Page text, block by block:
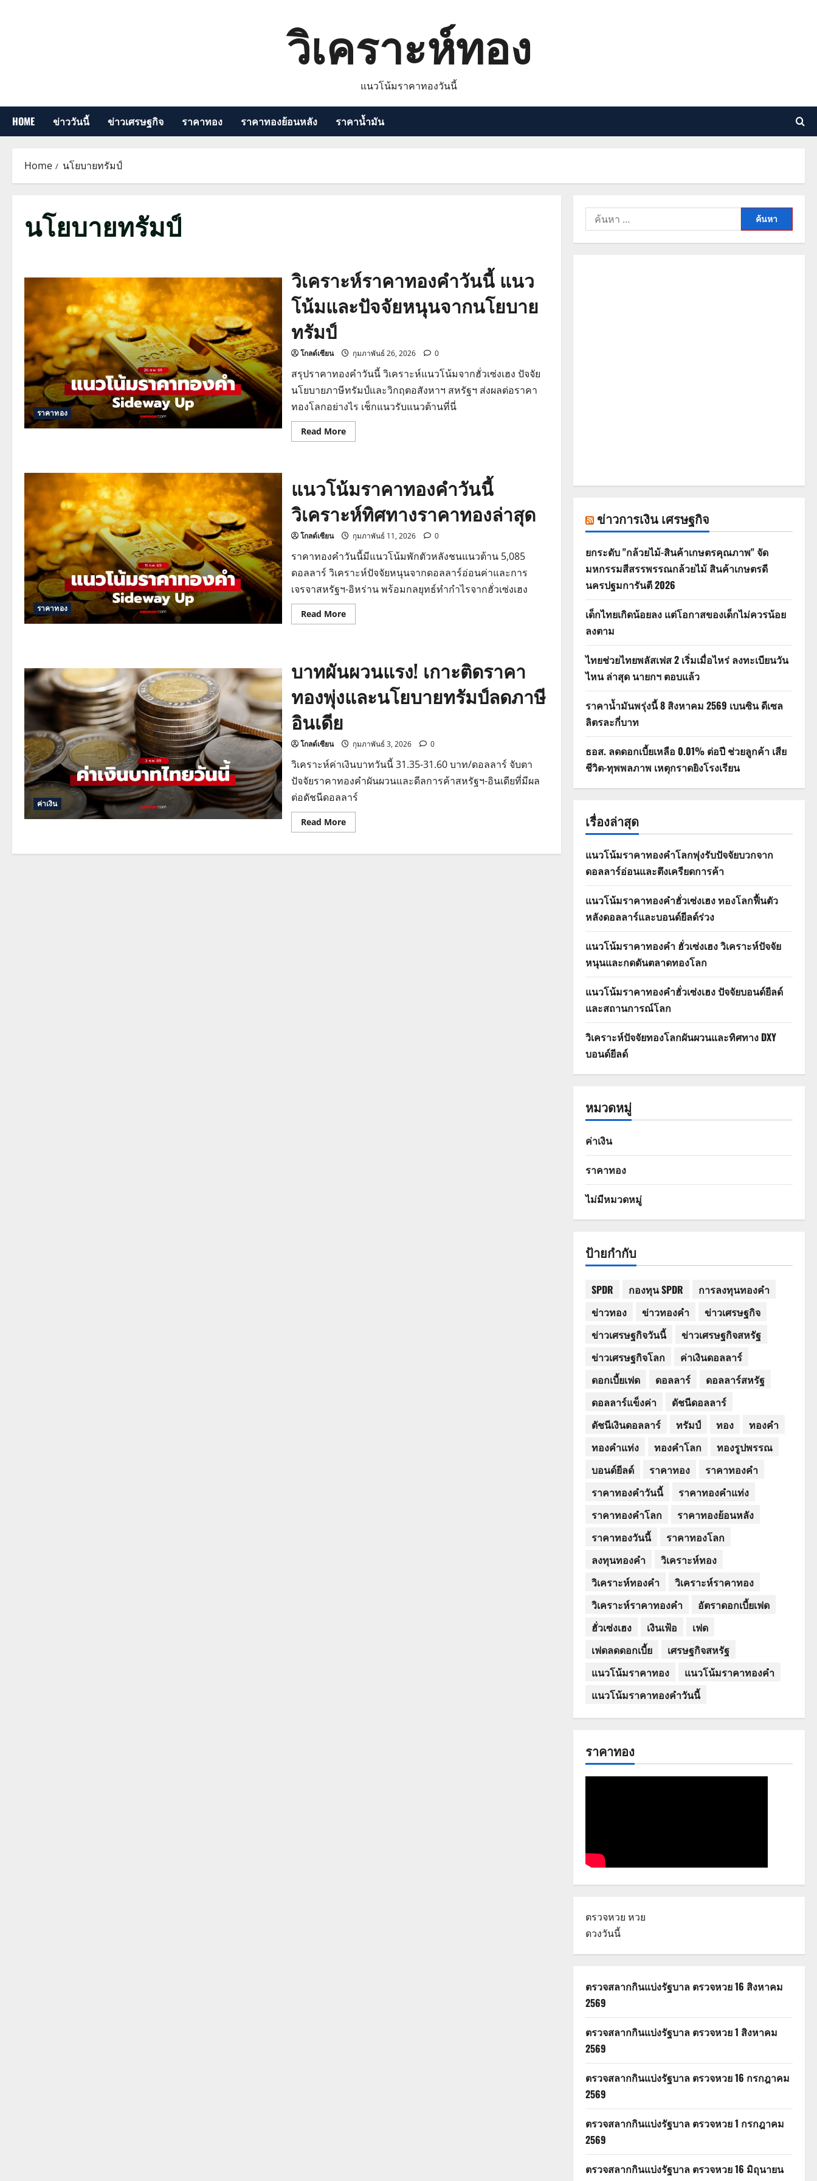
วิเคราะห์ทอง
แนวโน้มราคาทองวันนี้
HOME ข่าววันนี้ ข่าวเศรษฐกิจ ราคาทอง ราคาทองย้อนหลัง ราคาน้ำมัน
Home นโยบายทรัมป์
นโยบายทรัมป์
ราคาทอง
วิเคราะห์ราคาทองคำวันนี้ แนว
โน้มและปัจจัยหนุนจากนโยบาย
ทรัมป์
โกลด์เซียน กุมภาพันธ์ 26, 2026 0
สรุปราคาทองคำวันนี้ วิเคราะห์แนวโน้มจากฮั่วเซ่งเฮง ปัจจัย
นโยบายภาษีทรัมป์และวิกฤตอสังหาฯ สหรัฐฯ ส่งผลต่อราคา
ทองโลกอย่างไร เช็กแนวรับแนวต้านที่นี่
Read MoreRead
more
วัน
นี้
แนว
โน้ม
และ
ปัจจัย
หนุน
จาก
นโยบาย
ทรัมป์
ราคาทอง
แนวโน้มราคาทองคำวันนี้
วิเคราะห์ทิศทางราคาทองล่าสุด
โกลด์เซียน กุมภาพันธ์ 11, 2026 0
ราคาทองคำวันนี้มีแนวโน้มพักตัวหลังชนแนวต้าน 5,085
ดอลลาร์ วิเคราะห์ปัจจัยหนุนจากดอลลาร์อ่อนค่าและการ
เจรจาสหรัฐฯ-อิหร่าน พร้อมกลยุทธ์ทำกำไรจากฮั่วเซ่งเฮง
Read MoreRead
more
ทองคำ
วัน
นี้
วิเคราะห์
ทิศทาง
ราคา
ค่าเงิน
บาทผันผวนแรง! เกาะติดราคา
ทองพุ่งและนโยบายทรัมป์ลดภาษี
อินเดีย
โกลด์เซียน กุมภาพันธ์ 3, 2026 0
วิเคราะห์ค่าเงินบาทวันนี้ 31.35-31.60 บาท/ดอลลาร์ จับตา
ปัจจัยราคาทองคำผันผวนและดีลการค้าสหรัฐฯ-อินเดียที่มีผล
ต่อดัชนีดอลลาร์
Read MoreRead
more
ผันผวน
ค้นหา
สำหรับ:
ข่าวการเงิน เศรษฐกิจ
ยกระดับ "กล้วยไม้-สินค้าเกษตรคุณภาพ" จัด
มหกรรมสีสรรพรรณกล้วยไม้ สินค้าเกษตรดี
นครปฐมการันตี 2026
เด็กไทยเกิดน้อยลง แต่โอกาสของเด็กไม่ควรน้อย
ลงตาม
ไทยช่วยไทยพลัสเฟส 2 เริ่มเมื่อไหร่ ลงทะเบียนวัน
ไหน ล่าสุด นายกฯ ตอบแล้ว
ราคาน้ำมันพรุ่งนี้ 8 สิงหาคม 2569 เบนซิน ดีเซล
ลิตรละกี่บาท
ธอส. ลดดอกเบี้ยเหลือ 0.01% ต่อปี ช่วยลูกค้า เสีย
ชีวิต-ทุพพลภาพ เหตุกราดยิงโรงเรียน
เรื่องล่าสุด
แนวโน้มราคาทองคำโลกพุ่งรับปัจจัยบวกจาก
ดอลลาร์อ่อนและตึงเครียดการค้า
แนวโน้มราคาทองคำฮั่วเซ่งเฮง ทองโลกฟื้นตัว
หลังดอลลาร์และบอนด์ยีลด์ร่วง
แนวโน้มราคาทองคำ ฮั่วเซ่งเฮง วิเคราะห์ปัจจัย
หนุนและกดดันตลาดทองโลก
แนวโน้มราคาทองคำฮั่วเซ่งเฮง ปัจจัยบอนด์ยีลด์
และสถานการณ์โลก
วิเคราะห์ปัจจัยทองโลกผันผวนและทิศทาง DXY
บอนด์ยีลด์
หมวดหมู่
ค่าเงิน
ราคาทอง
ไม่มีหมวดหมู่
ป้ายกำกับ
SPDR กองทุน SPDR
การลงทุนทองคำ
ข่าวทอง
ข่าวทองคำ
ข่าวเศรษฐกิจ
ข่าวเศรษฐกิจวันนี้
ข่าวเศรษฐกิจสหรัฐ
ข่าวเศรษฐกิจโลก
ค่าเงินดอลลาร์
ดอกเบี้ยเฟด
ดอลลาร์
ดอลลาร์สหรัฐ
ดอลลาร์แข็งค่า
ดัชนีดอลลาร์
ดัชนีเงินดอลลาร์
ทรัมป์ ทอง
ทองคำ
ทองคำแท่ง
ทองคำโลก
ทองรูปพรรณ
บอนด์ยีลด์
ราคาทอง
ราคาทองคำ
ราคาทองคำวันนี้
ราคาทองคำแท่ง
ราคาทองคำโลก
ราคาทองย้อนหลัง
ราคาทองวันนี้
ราคาทองโลก
ลงทุนทองคำ
วิเคราะห์ทอง
วิเคราะห์ทองคำ
วิเคราะห์ราคาทอง
วิเคราะห์ราคาทองคำ
อัตราดอกเบี้ยเฟด
ฮั่วเซ่งเฮง
เงินเฟ้อ
เฟด
เฟดลดดอกเบี้ย
เศรษฐกิจสหรัฐ
แนวโน้มราคาทอง
แนวโน้มราคาทองคำ
แนวโน้มราคาทองคำวันนี้
ราคาทอง
ตรวจหวย หวย
ดวงวันนี้
ตรวจสลากกินแบ่งรัฐบาล ตรวจหวย 16 สิงหาคม
2569
ตรวจสลากกินแบ่งรัฐบาล ตรวจหวย 1 สิงหาคม
2569
ตรวจสลากกินแบ่งรัฐบาล ตรวจหวย 16 กรกฎาคม
2569
ตรวจสลากกินแบ่งรัฐบาล ตรวจหวย 1 กรกฎาคม
2569
ตรวจสลากกินแบ่งรัฐบาล ตรวจหวย 16 มิถุนายน